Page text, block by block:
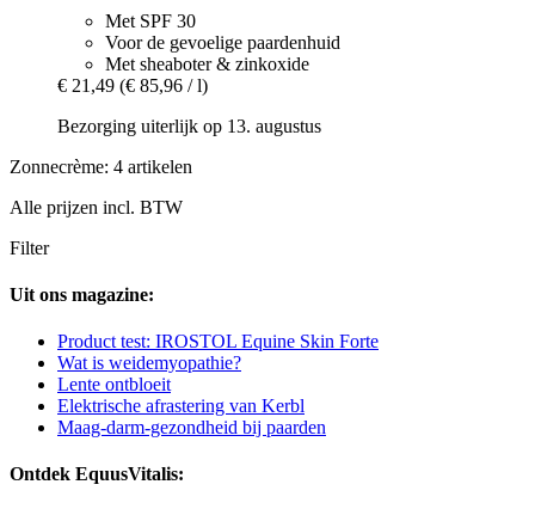
Met SPF 30
Voor de gevoelige paardenhuid
Met sheaboter & zinkoxide
€ 21,49 (€ 85,96 / l)
Bezorging uiterlijk op 13. augustus
Zonnecrème: 4 artikelen
Alle prijzen incl. BTW
Filter
Uit ons magazine:
Product test: IROSTOL Equine Skin Forte
Wat is weidemyopathie?
Lente ontbloeit
Elektrische afrastering van Kerbl
Maag-darm-gezondheid bij paarden
Ontdek EquusVitalis: